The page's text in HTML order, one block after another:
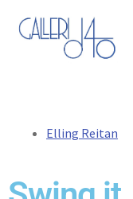
Elling Reitan